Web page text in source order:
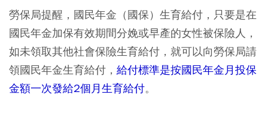
勞保局提醒，國民年金（國保）生育給付，只要是在
國民年金加保有效期間分娩或早產的女性被保險人，
如未領取其他社會保險生育給付，就可以向勞保局請
領國民年金生育給付， 給付標準是按國民年金月投保
金額一次發給2個月生育給付。